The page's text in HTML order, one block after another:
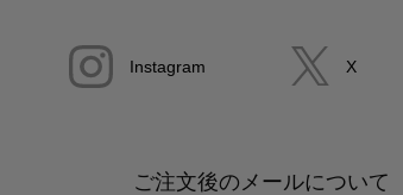
Instagram X
ご注文後のメールについて